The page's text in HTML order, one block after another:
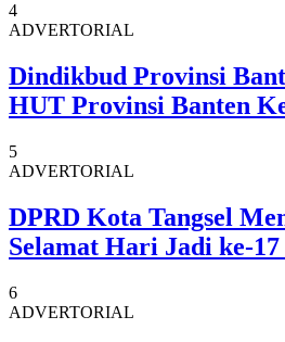
4
ADVERTORIAL
Dindikbud Provinsi
HUT Provinsi Banten
5
ADVERTORIAL
DPRD Kota Tangsel
Selamat Hari Jadi ke-17
6
ADVERTORIAL